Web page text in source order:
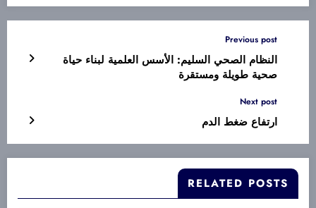
Previous post
النظام الصحي السليم: الأسس العلمية لبناء حياة
صحية طويلة ومستقرة
Next post
ارتفاع ضغط الدم
RELATED POSTS